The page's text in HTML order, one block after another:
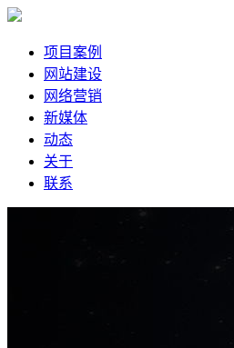
项目案例
网站建设
网络营销
新媒体
动态
关于
联系